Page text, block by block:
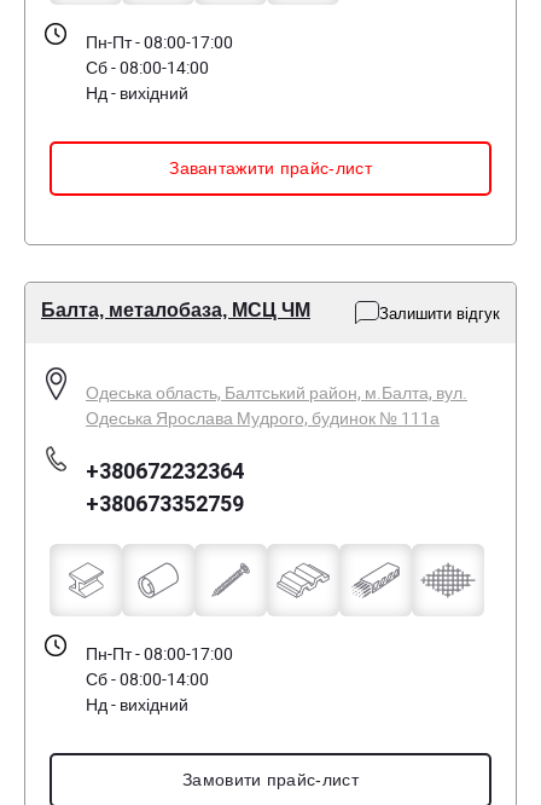
Пн-Пт - 08:00-17:00
Сб - 08:00-14:00
Нд - вихідний
Завантажити прайс-лист
Балта, металобаза, МСЦ ЧМ Залишити відгук
Одеська область, Балтський район, м.Балта, вул.
Одеська Ярослава Мудрого, будинок № 111а
+380672232364
+380673352759
Пн-Пт - 08:00-17:00
Сб - 08:00-14:00
Нд - вихідний
Замовити прайс-лист